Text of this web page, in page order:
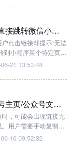
页、视频或者直播，
如何实现点击短信链接直接跳转微信小程序/小程序任意页面/小程序码
点击链接却提示“无法
到小程序某个特定页
，今天就给大家安利
任意页面或小程序
21 13:53:48
短信链接跳转微信公众号主页/公众号文章/公众号二维码如何操作？
，可能会出现链接无
用户需要手动复制链
作繁琐，很容易让用
16 09:52:32